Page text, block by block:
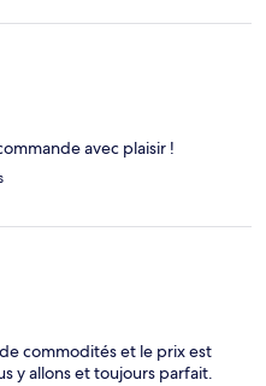
avec plaisir !
commodités et le prix est
y allons et toujours parfait.